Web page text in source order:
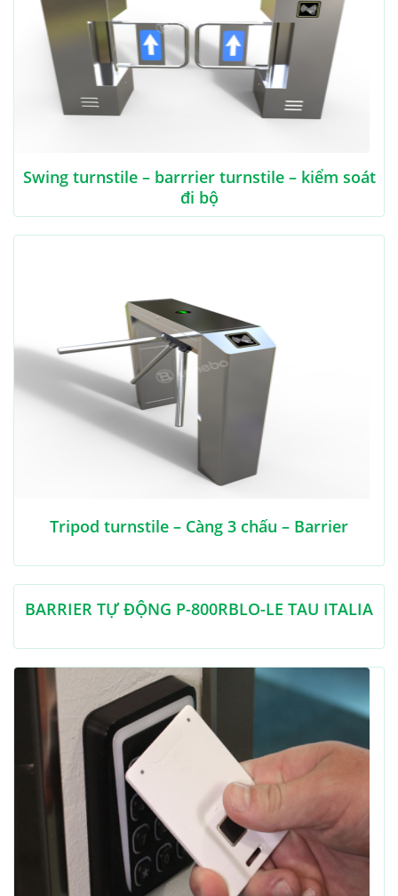
Swing turnstile – barrrier turnstile – kiểm soát
đi bộ
Tripod turnstile – Càng 3 chấu – Barrier
BARRIER TỰ ĐỘNG P-800RBLO-LE TAU ITALIA